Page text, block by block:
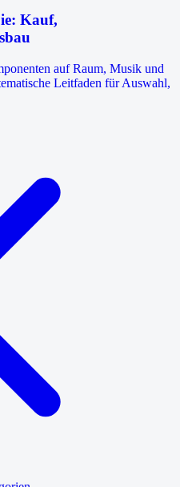
Kauf,
auf Raum, Musik und
Leitfaden für Auswahl,